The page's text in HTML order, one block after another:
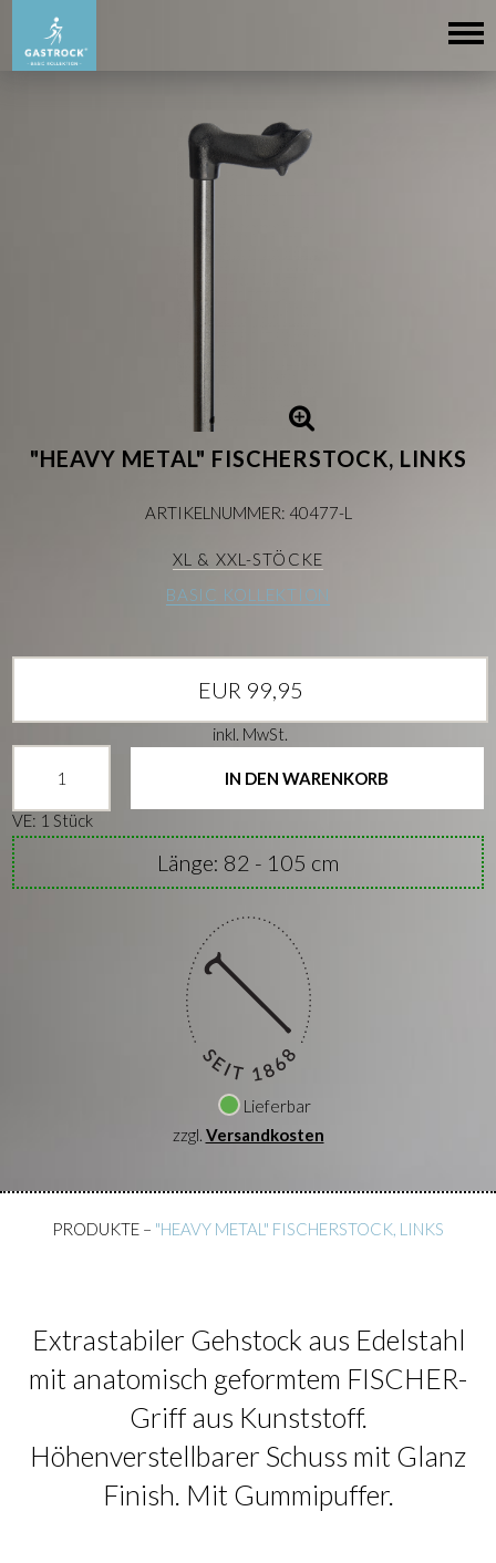
"HEAVY METAL" FISCHERSTOCK, LINKS
ARTIKELNUMMER: 40477-L
XL & XXL-STÖCKE
BASIC KOLLEKTION
EUR 99,95
inkl. MwSt.
VE: 1 Stück
IN DEN WARENKORB
Länge: 82 - 105 cm
Lieferbar
zzgl. Versandkosten
PRODUKTE – "HEAVY METAL" FISCHERSTOCK, LINKS
Extrastabiler Gehstock aus Edelstahl
mit anatomisch geformtem FISCHER-
Griff aus Kunststoff.
Höhenverstellbarer Schuss mit Glanz
Finish. Mit Gummipuffer.